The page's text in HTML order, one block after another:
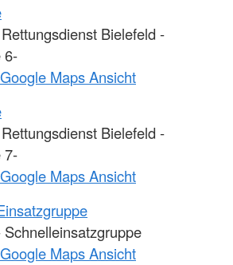
Bielefeld -
6-
Maps Ansicht
Bielefeld -
7-
Maps Ansicht
Maps Ansicht